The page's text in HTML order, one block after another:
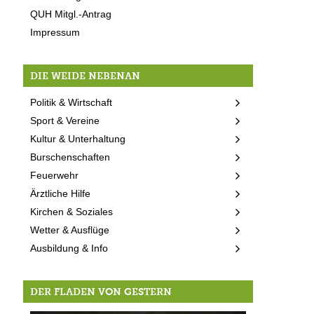
QUH Mitgl.-Antrag
Impressum
DIE WEIDE NEBENAN
Politik & Wirtschaft
Sport & Vereine
Kultur & Unterhaltung
Burschenschaften
Feuerwehr
Ärztliche Hilfe
Kirchen & Soziales
Wetter & Ausflüge
Ausbildung & Info
DER FLADEN VON GESTERN